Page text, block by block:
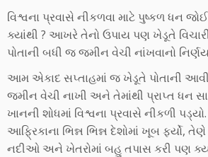
વિશ્વના પ્રવાસે નીકળવા માટે પુષ્કળ ધન
ક્યાંથી ? આખરે તેનો ઉપાય પણ ખેડૂતે
પોતાની બધી જ જમીન વેચી નાંખવાનો નિર્ણય
આમ એકાદ સપ્તાહમાં જ ખેડૂતે પોતાની
જમીન વેચી નાખી અને તેમાંથી પ્રાપ્ત ધન
ખાનની શોધમાં વિશ્વના પ્રવાસે નીકળી
આફ્રિકાના ભિન્ન ભિન્ન દેશોમાં ખૂબ ફર્યો,
નદીઓ અને ખેતરોમાં બહુ તપાસ કરી પણ